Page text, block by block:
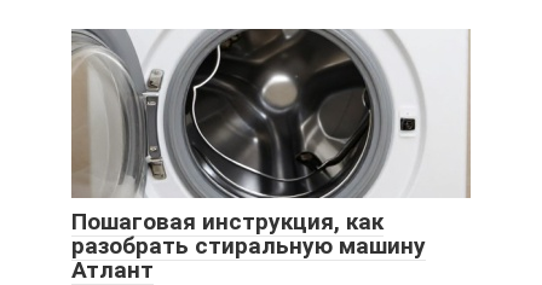
Пошаговая инструкция, как
разобрать стиральную машину
Атлант